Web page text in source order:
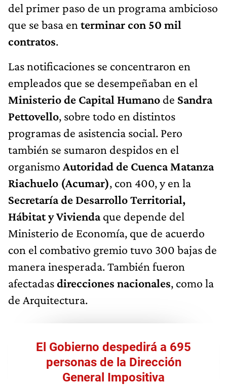
del primer paso de un programa ambicioso
que se basa en terminar con 50 mil
contratos.
Las notificaciones se concentraron en
empleados que se desempeñaban en el
Ministerio de Capital Humano de Sandra
Pettovello, sobre todo en distintos
programas de asistencia social. Pero
también se sumaron despidos en el
organismo Autoridad de Cuenca Matanza
Riachuelo (Acumar), con 400, y en la
Secretaría de Desarrollo Territorial,
Hábitat y Viviendaque depende del
Ministerio de Economía, que de acuerdo
con el combativo gremio tuvo 300 bajas de
manera inesperada. También fueron
afectadasdirecciones nacionales, como la
de Arquitectura.
El Gobierno despedirá a 695
personas de la Dirección
General Impositiva